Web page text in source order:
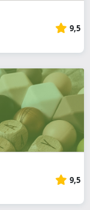
9,5
9,5